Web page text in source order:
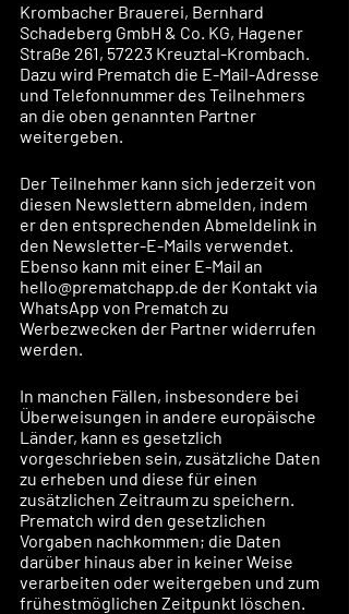
Krombacher Brauerei, Bernhard
Schadeberg GmbH & Co. KG, Hagener
Straße 261, 57223 Kreuztal-Krombach.
Dazu wird Prematch die E-Mail-Adresse
und Telefonnummer des Teilnehmers
an die oben genannten Partner
weitergeben.
Der Teilnehmer kann sich jederzeit von
diesen Newslettern abmelden, indem
er den entsprechenden Abmeldelink in
den Newsletter-E-Mails verwendet.
Ebenso kann mit einer E-Mail an
hello@prematchapp.de der Kontakt via
WhatsApp von Prematch zu
Werbezwecken der Partner widerrufen
werden.
In manchen Fällen, insbesondere bei
Überweisungen in andere europäische
Länder, kann es gesetzlich
vorgeschrieben sein, zusätzliche Daten
zu erheben und diese für einen
zusätzlichen Zeitraum zu speichern.
Prematch wird den gesetzlichen
Vorgaben nachkommen; die Daten
darüber hinaus aber in keiner Weise
verarbeiten oder weitergeben und zum
frühestmöglichen Zeitpunkt löschen.